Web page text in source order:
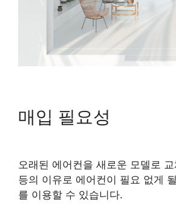
매입 필요성
오래된 에어컨을 새로운 모델로
등의 이유로 에어컨이 필요 없게
를 이용할 수 있습니다.